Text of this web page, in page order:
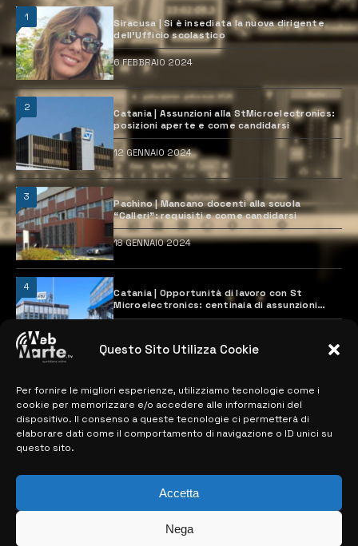
Questo Sito Utilizza Cookie
Per fornire le migliori esperienze, utilizziamo tecnologie come i
cookie per memorizzare e/o accedere alle informazioni del
dispositivo. Il consenso a queste tecnologie ci permetterà di
elaborare dati come il comportamento di navigazione o ID unici su
questo sito.
Accetta
Nega
1
Siracusa | Si è insediata la nuova dirigente
dell’Ufficio scolastico
6 FEBBRAIO 2024
2
Catania | Assunzioni alla StMicroelectronics:
posizioni aperte e come candidarsi
12 GENNAIO 2024
3
Pachino | Mancano docenti alla scuola
“Calleri”: requisiti e come candidarsi
18 GENNAIO 2024
4
Catania | Opportunità di lavoro con St
Microelectronics: centinaia di assunzioni
previste
MAPPA DEL SITO
> NOTIZIE